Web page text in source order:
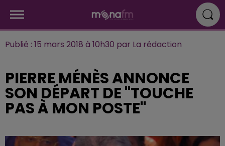
Publié : 15 mars 2018 à 10h30 par La rédaction
PIERRE MÉNÈS ANNONCE
SON DÉPART DE "TOUCHE
PAS À MON POSTE"